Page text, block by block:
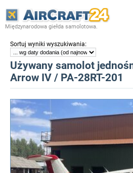
Międzynarodowa giełda samolotowa.
Sortuj wyniki wyszukiwania:
Używany samolot
Arrow IV / PA-28RT-201